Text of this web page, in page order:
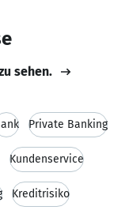
sehen.
Private Banking
Kundenservice
Kreditrisiko